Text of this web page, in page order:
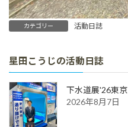
カテゴリー 活動日誌
星田こうじの活動日誌
下水道展'26東京
2026年8月7日